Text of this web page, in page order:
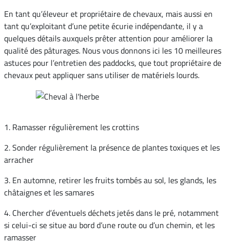
En tant qu’éleveur et propriétaire de chevaux, mais aussi en
tant qu’exploitant d’une petite écurie indépendante, il y a
quelques détails auxquels prêter attention pour améliorer la
qualité des pâturages. Nous vous donnons ici les 10 meilleures
astuces pour l’entretien des paddocks, que tout propriétaire de
chevaux peut appliquer sans utiliser de matériels lourds.
1. Ramasser régulièrement les crottins
2. Sonder régulièrement la présence de plantes toxiques et les
arracher
3. En automne, retirer les fruits tombés au sol, les glands, les
châtaignes et les samares
4. Chercher d’éventuels déchets jetés dans le pré, notamment
si celui-ci se situe au bord d’une route ou d’un chemin, et les
ramasser